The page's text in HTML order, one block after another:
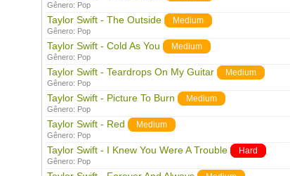
Gênero: Pop
Taylor Swift - The Outside Medium
Gênero: Pop
Taylor Swift - Cold As You Medium
Gênero: Pop
Taylor Swift - Teardrops On My Guitar Medium
Gênero: Pop
Taylor Swift - Picture To Burn Medium
Gênero: Pop
Taylor Swift - Red Medium
Gênero: Pop
Taylor Swift - I Knew You Were A Trouble Hard
Gênero: Pop